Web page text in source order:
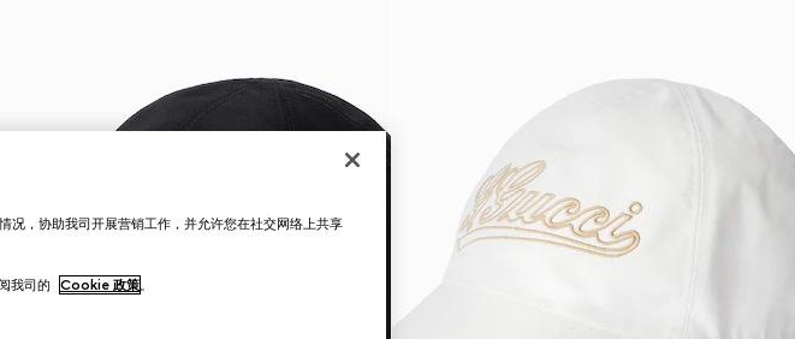
，协助我司开展营销工作，并允许您在社交网络上共享
我司的 Cookie 政策。